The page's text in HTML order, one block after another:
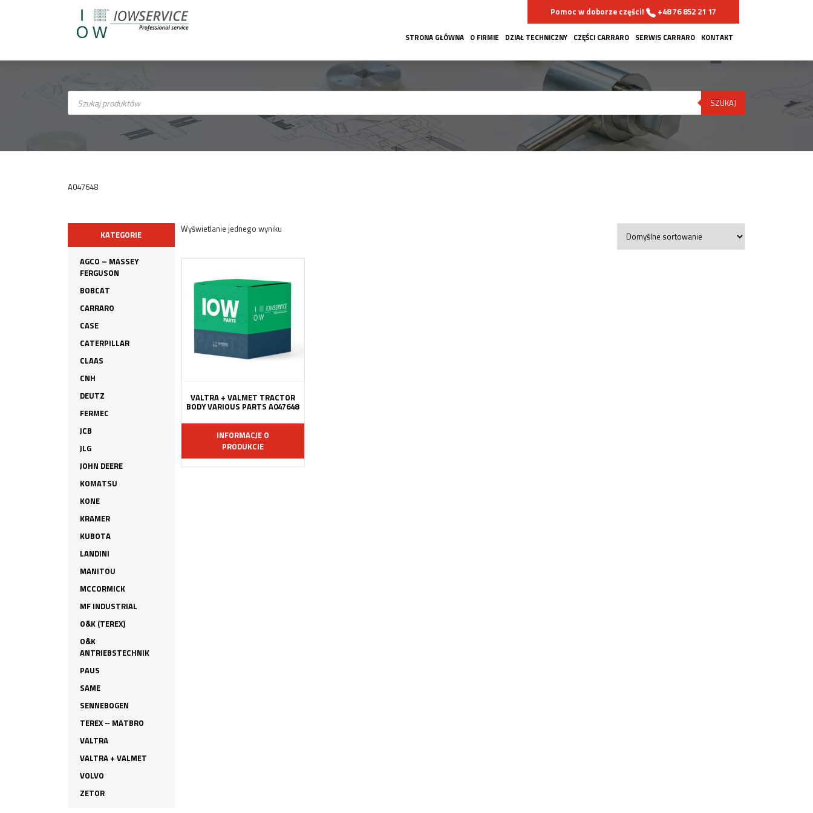
Pomoc w doborze części! +48 76 852 21 17
STRONA GŁÓWNA O FIRMIE DZIAŁ TECHNICZNY CZĘŚCI CARRARO SERWIS CARRARO KONTAKT
Wyszukiwarka
produktów SZUKAJ
A047648
KATEGORIE
AGCO – MASSEY
FERGUSON
BOBCAT
CARRARO
CASE
CATERPILLAR
CLAAS
CNH
DEUTZ
FERMEC
JCB
JLG
JOHN DEERE
KOMATSU
KONE
KRAMER
KUBOTA
LANDINI
MANITOU
MCCORMICK
MF INDUSTRIAL
O&K (TEREX)
O&K
ANTRIEBSTECHNIK
PAUS
SAME
SENNEBOGEN
TEREX – MATBRO
VALTRA
VALTRA + VALMET
VOLVO
ZETOR
Wyświetlanie jednego wyniku
VALTRA + VALMET TRACTOR
BODY VARIOUS PARTS A047648
INFORMACJE O
PRODUKCIE